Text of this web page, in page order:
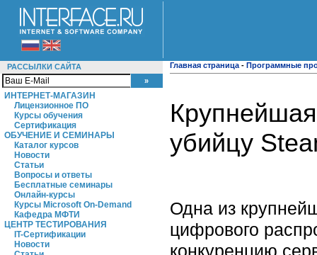
РАССЫЛКИ САЙТА
ИНТЕРНЕТ-МАГАЗИН
Лицензионное ПО
Курсы обучения
Сертификация
ОБУЧЕНИЕ И СЕМИНАРЫ
Каталог курсов
Новости
Статьи
Вопросы и ответы
Бесплатные семинары
Онлайн-курсы
Курсы Microsoft On-Demand
Кафедра МФТИ
ЦЕНТР ТЕСТИРОВАНИЯ
IT-Сертификации
Новости
Главная страница - Программные
убийцу
Одна из
цифрового
конкуренцию